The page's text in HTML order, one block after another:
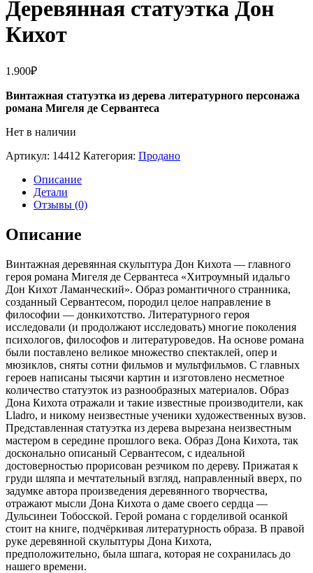
Деревянная статуэтка Дон
Кихот
1.900₽
Винтажная статуэтка из дерева литературного персонажа
романа Мигеля де Сервантеса
Нет в наличии
Артикул: 14412 Категория: Продано
Описание
Детали
Отзывы (0)
Описание
Винтажная деревянная скульптура Дон Кихота — главного
героя романа Мигеля де Сервантеса «Хитроумный идальго
Дон Кихот Ламанческий». Образ романтичного странника,
созданный Сервантесом, породил целое направление в
философии — донкихотство. Литературного героя
исследовали (и продолжают исследовать) многие поколения
психологов, философов и литературоведов. На основе романа
были поставлено великое множество спектаклей, опер и
мюзиклов, сняты сотни фильмов и мультфильмов. С главных
героев написаны тысячи картин и изготовлено несметное
количество статуэток из разнообразных материалов. Образ
Дона Кихота отражали и такие известные производители, как
Lladro, и никому неизвестные ученики художественных вузов.
Представленная статуэтка из дерева вырезана неизвестным
мастером в середине прошлого века. Образ Дона Кихота, так
досконально описаный Сервантесом, с идеальной
достоверностью прорисован резчиком по дереву. Прижатая к
груди шляпа и мечтательный взгляд, направленный вверх, по
задумке автора произведения деревянного творчества,
отражают мысли Дона Кихота о даме своего сердца —
Дульсинеи Тобосской. Герой романа с горделивой осанкой
стоит на книге, подчёркивая литературность образа. В правой
руке деревянной скульптуры Дона Кихота,
предположительно, была шпага, которая не сохранилась до
нашего времени.